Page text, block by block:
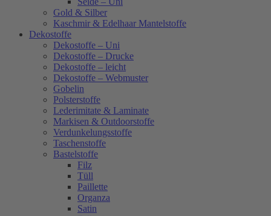
Gold & Silber
Kaschmir & Edelhaar Mantelstoffe
Dekostoffe
Dekostoffe – Uni
Dekostoffe – Drucke
Dekostoffe – leicht
Dekostoffe – Webmuster
Gobelin
Polsterstoffe
Lederimitate & Laminate
Markisen & Outdoorstoffe
Verdunkelungsstoffe
Taschenstoffe
Bastelstoffe
Filz
Tüll
Paillette
Organza
Satin